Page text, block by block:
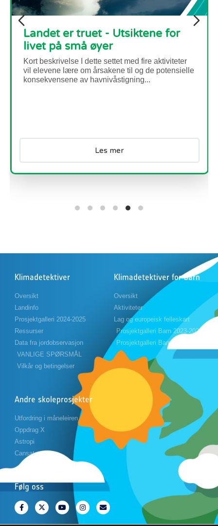
Urbane hotspots
Kort beskrivelse I dette settet med tre
elevene lære hvordan det bygde miljøet
Les mer
Klimadetektiver
Oversikt
Landinfo
Prosjektgalleri 2024-2025
Ressurser
Data fra jordobservasjon
VANLIGE SPØRSMÅL
Vilkår og betingelser
Klimadetektiver for barn
Oversikt
Aktiviteter
Lag og europeisk felleskart
Prosjektgalleri Barn 2023-2024
Prosjektgalleri Barn 2024-2025
Andre skoleprosjekter
Utfordring i måneleiren
Oppdrag X
Astropi
Cansat
Følg oss